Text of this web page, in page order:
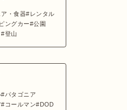
・食器
レンタル
ングカー
公園
登山
パタゴニア
コールマン
DOD